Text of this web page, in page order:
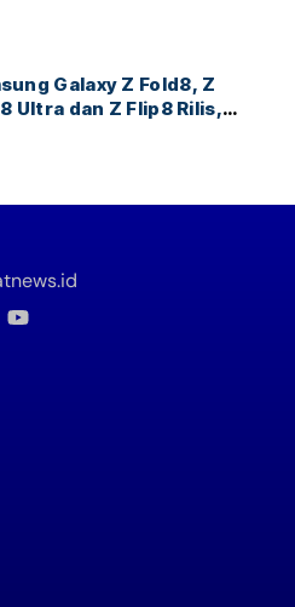
Galaxy Z Fold8, Z
Ultra dan Z Flip8 Rilis,